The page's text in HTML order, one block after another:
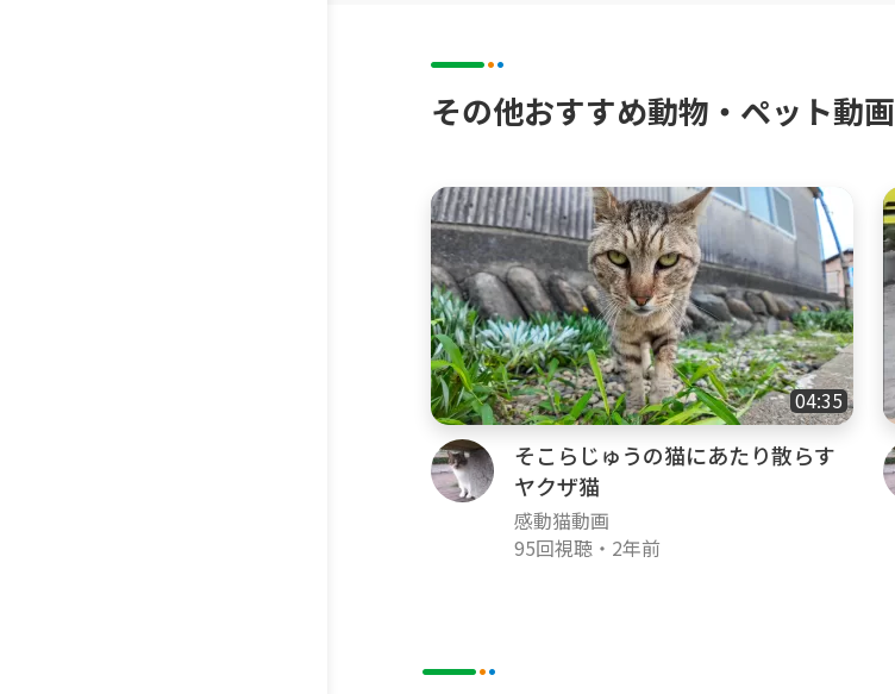
その他おすすめ動物・ペット動画
04:35
そこらじゅうの猫にあたり散らす
ヤクザ猫
感動猫動画
95回視聴 ・ 2年前